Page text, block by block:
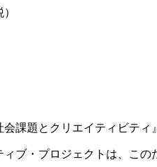
課題とクリエイティビティ』
ブ・プロジェクトは、この